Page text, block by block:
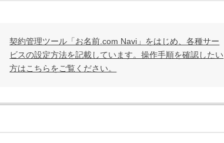
契約管理ツール「お名前.com Navi」をはじめ、各種サー
ビスの設定方法を記載しています。操作手順を確認したい
方はこちらをご覧ください。